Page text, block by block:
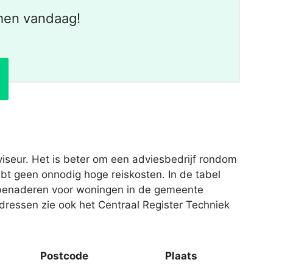
vandaag!
Het is beter om een adviesbedrijf rondom
geen onnodig hoge reiskosten. In de tabel
voor woningen in de gemeente
zie ook het Centraal Register Techniek
Postcode Plaats